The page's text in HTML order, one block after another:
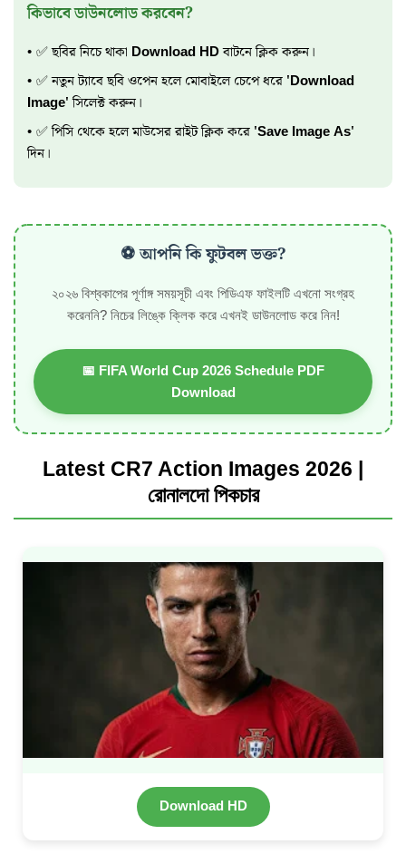
কিভাবে ডাউনলোড করবেন?
✅ ছবির নিচে থাকা Download HDবাটনে ক্লিক করুন।
✅ নতুন ট্যাবে ছবি ওপেন হলে মোবাইলে চেপে ধরে 'Download
Image'সিলেক্ট করুন।
✅ পিসি থেকে হলে মাউসের রাইট ক্লিক করে 'Save Image As'
দিন।
⚽ আপনি কি ফুটবল ভক্ত?
২০২৬ বিশ্বকাপের পূর্ণাঙ্গ সময়সূচী এবং পিডিএফ ফাইলটি এখনো সংগ্রহ
করেননি? নিচের লিঙ্কে ক্লিক করে এখনই ডাউনলোড করে নিন!
📅 FIFA World Cup 2026 Schedule PDF
Download
Latest CR7 Action Images 2026 |
রোনালদো পিকচার
Download HD